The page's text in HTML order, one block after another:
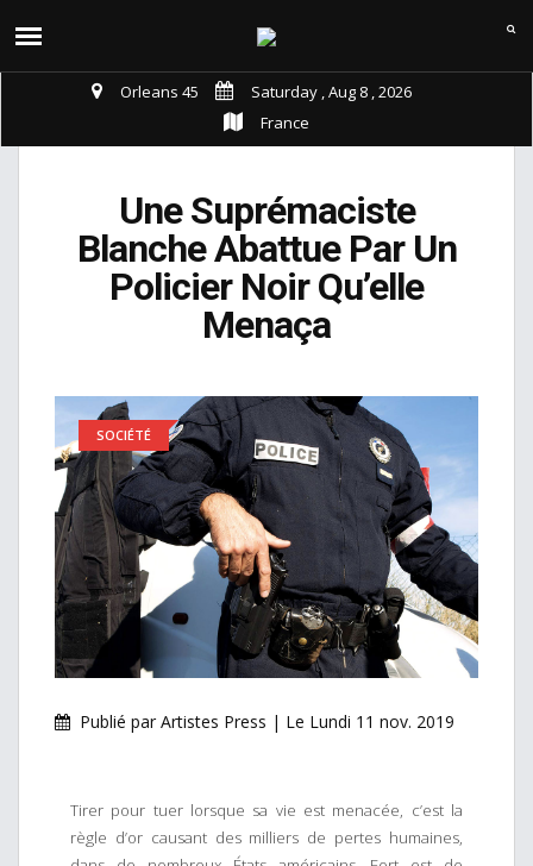
Orleans 45
Saturday , Aug 8 , 2026
France
Une Suprémaciste
Blanche Abattue Par Un
Policier Noir Qu’elle
Menaça
SOCIÉTÉ
Publié par Artistes Press | Le Lundi 11 nov. 2019
Tirer pour tuer lorsque sa vie est menacée, c’est la
règle d’or causant des milliers de pertes humaines,